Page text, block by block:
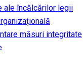
ale încălcărilor legii
măsuri integritate